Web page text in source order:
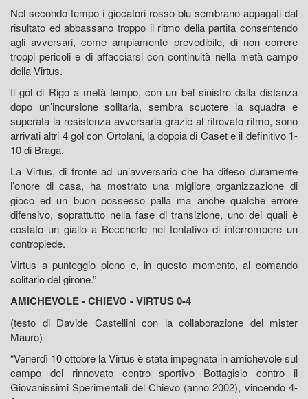
Nel secondo tempo i giocatori rosso-blu sembrano appagati dal
risultato ed abbassano troppo il ritmo della partita consentendo
agli avversari, come ampiamente prevedibile, di non correre
troppi pericoli e di affacciarsi con continuità nella metà campo
della Virtus.
Il gol di Rigo a metà tempo, con un bel sinistro dalla distanza
dopo un’incursione solitaria, sembra scuotere la squadra e
superata la resistenza avversaria grazie al ritrovato ritmo, sono
arrivati altri 4 gol con Ortolani, la doppia di Caset e il definitivo 1-
10 di Braga.
La Virtus, di fronte ad un’avversario che ha difeso duramente
l’onore di casa, ha mostrato una migliore organizzazione di
gioco ed un buon possesso palla ma anche qualche errore
difensivo, soprattutto nella fase di transizione, uno dei quali è
costato un giallo a Beccherle nel tentativo di interrompere un
contropiede.
Virtus a punteggio pieno e, in questo momento, al comando
solitario del girone.”
AMICHEVOLE - CHIEVO - VIRTUS 0-4
(testo di Davide Castellini con la collaborazione del mister
Mauro)
“Venerdì 10 ottobre la Virtus è stata impegnata in amichevole sul
campo del rinnovato centro sportivo Bottagisio contro il
Giovanissimi Sperimentali del Chievo (anno 2002), vincendo 4-